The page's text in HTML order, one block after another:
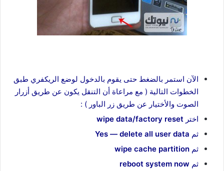
الآن استمر بالضغط حتى يقوم بالدخول لوضع الريكفري طبق
الخطوات التالية ( مع مراعاة أن التنقل يكون عن طريق أزرار
الصوت والأختيار عن طريق زر الباور ) :
اختر wipe data/factory reset
ثم Yes — delete all user data
ثم wipe cache partition
ثم reboot system now